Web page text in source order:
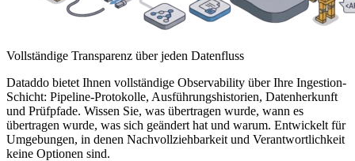
Vollständige Transparenz über jeden Datenfluss
Dataddo bietet Ihnen vollständige Observability über Ihre Ingestion-
Schicht: Pipeline-Protokolle, Ausführungshistorien, Datenherkunft
und Prüfpfade. Wissen Sie, was übertragen wurde, wann es
übertragen wurde, was sich geändert hat und warum. Entwickelt für
Umgebungen, in denen Nachvollziehbarkeit und Verantwortlichkeit
keine Optionen sind.